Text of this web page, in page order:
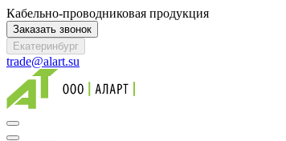
Кабельно-проводниковая продукция
Заказать звонок
Екатеринбург
trade@alart.su